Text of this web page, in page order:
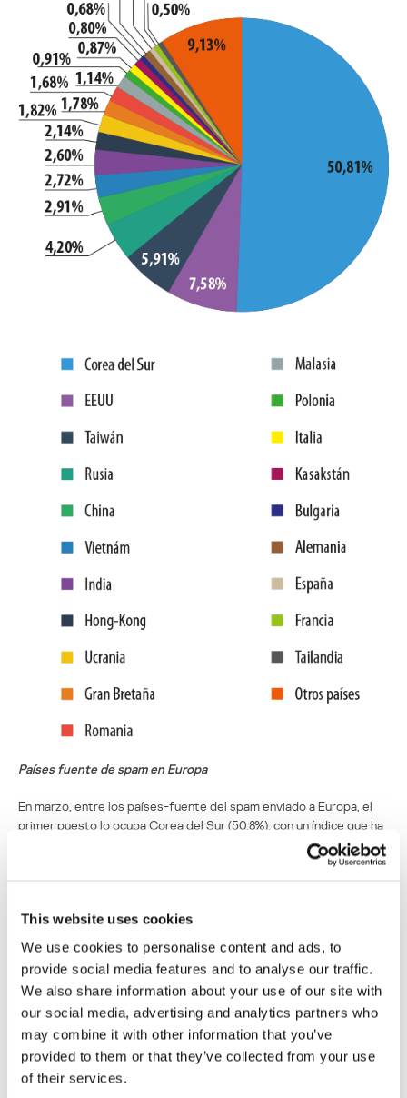
This website uses cookies
We use cookies to personalise content and ads, to
provide social media features and to analyse our traffic.
We also share information about your use of our site with
our social media, advertising and analytics partners who
may combine it with other information that you’ve
provided to them or that they’ve collected from your use
of their services.
Países fuente de spam en Europa
En marzo, entre los países-fuente del spam enviado a Europa, el
primer puesto lo ocupa Corea del Sur (50,8%), con un índice que ha
crecido en un 1,2% desde el mes pasado. Le siguen EE.UU. (7,6%).
La cantidad de spam enviado desde este país se ha reducido en un
En el cuarto puesto sigue estando Rusia (4,2%), cuyo índice bajó en
un 0,8 en comparación con febrero.
Según los resultados de marzo se ha observado una reducción de
la cantidad de spam enviado desde China (2,9%), Ucrania (1,8%) y
Alemania (0,7%), en un 1%, 0,5% y 0,7% respectivamente. Al mismo
tiempo se ha registrado un aumento de los índices en Vietnam
(2,7%), India (2,7%) e Inglaterra (1,8%), que cierra el TOP 10.